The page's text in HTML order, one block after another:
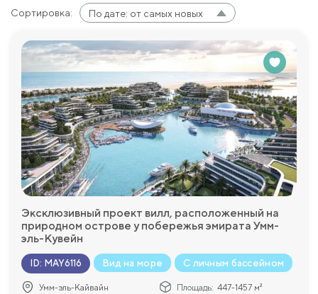
Сортировка: По дате: от самых новых
Эксклюзивный проект вилл, расположенный на
природном острове у побережья эмирата Умм-
эль-Кувейн
ID: MAY6116 Вид на море С личным бассейном
Умм-эль-Кайвайн Площадь: 447-1457 м²